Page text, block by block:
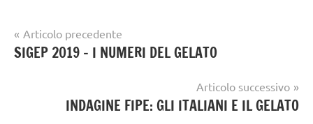
gelatieri ,
ARTIGIANALE,
gelataio
Navigazione
articoli
Articolo precedente
SIGEP 2019 – I NUMERI DEL GELATO
Articolo successivo
INDAGINE FIPE: GLI ITALIANI E IL GELATO